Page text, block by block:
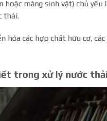
màng sinh vật) chủ yếu
thải.
hóa các hợp chất hữu cơ,
trong xử lý nước thải